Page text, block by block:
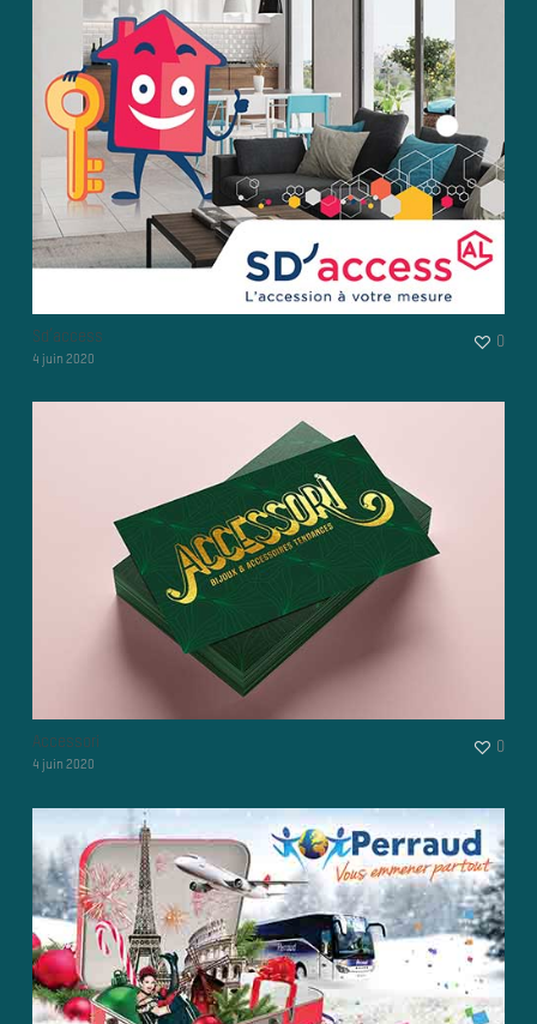
Sd’access
4 juin 2020
0
Accessori
4 juin 2020
0